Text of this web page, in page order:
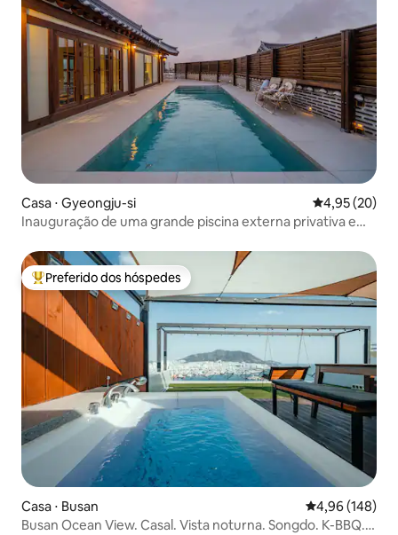
Casa ⋅ Gyeongju-si 4,95 de uma
4,95 (20)
Inauguração de uma grande piscina externa privativa em
privativa
Entre os melhores preferidos dos hóspedes
Preferido dos hóspedes
Casa ⋅ Busan 4,96 de uma
4,96 (148)
Busan Ocean View. Casal. Vista noturna. Songdo. K-BBQ.